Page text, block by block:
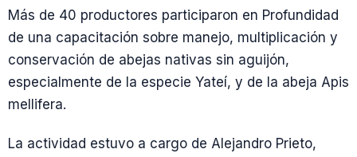
Más de 40 productores participaron en Profundidad
de una capacitación sobre manejo, multiplicación y
conservación de abejas nativas sin aguijón,
especialmente de la especie Yateí, y de la abeja Apis
mellifera.
La actividad estuvo a cargo de Alejandro Prieto,